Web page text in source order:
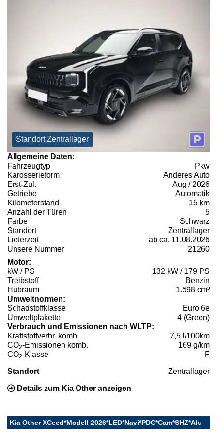
Standort Zentrallager
Allgemeine Daten:
Fahrzeugtyp
Pkw
Karosserieform
Anderes Auto
Erst-Zul.
Aug / 2026
Getriebe
Automatik
Kilometerstand
15 km
Anzahl der Türen
5
Farbe
Schwarz
Standort
Zentrallager
Lieferzeit
ab ca. 11.08.2026
Unsere Nummer
21260
Motor:
kW / PS
132 kW / 179 PS
Treibstoff
Benzin
Hubraum
1.598 cm³
Umweltnormen:
Schadstoffklasse
Euro 6e
Umweltplakette
4 (Green)
Verbrauch und Emissionen nach WLTP:
Kraftstoffverbr. komb.
7,5 l/100km
CO2-Emissionen komb.
169 g/km
CO2-Klasse F
Standort Zentrallager
Details zum Kia Other anzeigen
Kia Other XCeed*Modell 2026*LED*Navi*PDC*Cam*SHZ*Alu